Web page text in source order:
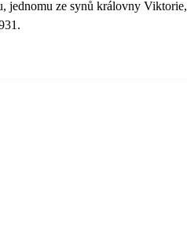
jednomu ze synů královny Viktorie,